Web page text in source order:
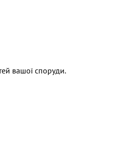
вашої споруди.